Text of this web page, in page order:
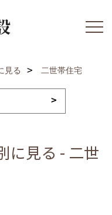
見る 二世帯住宅
見る - 二世